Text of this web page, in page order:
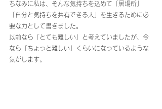
ちなみに私は、そんな気持ちを込めて「居場所」
「自分と気持ちを共有できる人」を生きるために必
要な力として書きました。
以前なら「とても難しい」と考えていましたが、今
なら「ちょっと難しい」くらいになっているような
気がします。